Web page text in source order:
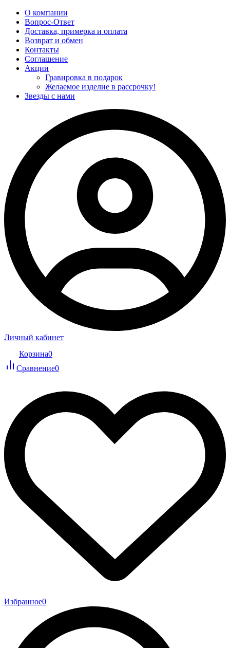
О компании
Вопрос-Ответ
Доставка, примерка и оплата
Возврат и обмен
Контакты
Соглашение
Акции
Гравировка в подарок
Желаемое изделие в рассрочку!
Звезды с нами
Личный кабинет
Корзина0
Сравнение0
Избранное0